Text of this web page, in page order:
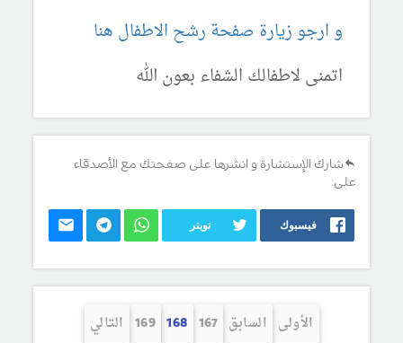
و ارجو زيارة صفحة رشح الاطفال هنا
اتمنى لاطفالك الشفاء بعون الله
شارك الإستشارة و انشرها على صفحتك مع الأصدقاء
على:
فيسبوك تويتر
الأولى السابق 167
168
169 التالي